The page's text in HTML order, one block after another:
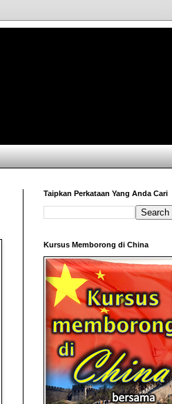
Taipkan Perkataan Yang Anda Cari
Kursus Memborong di China